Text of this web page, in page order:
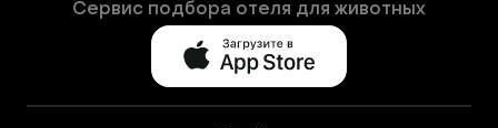
Сервис подбора отеля для животных